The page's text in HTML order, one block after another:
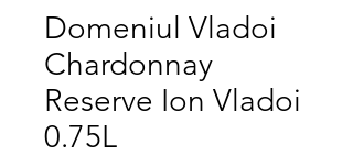
Domeniul Vladoi
Chardonnay
Reserve Ion Vladoi
0.75L